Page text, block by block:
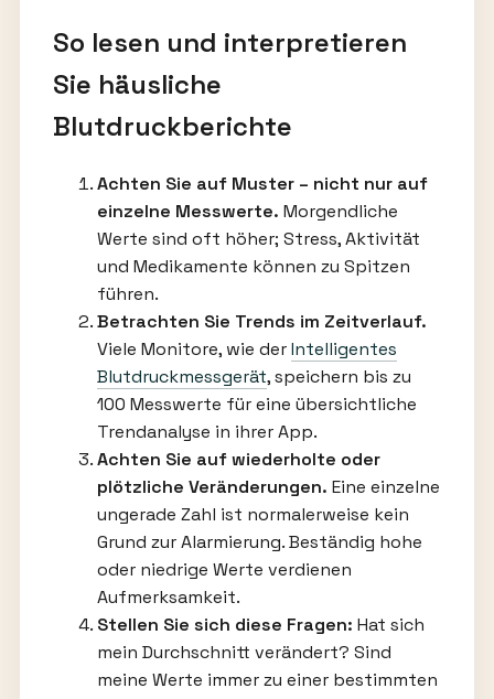
So lesen und interpretieren
Sie häusliche
Blutdruckberichte
Achten Sie auf Muster – nicht nur auf
einzelne Messwerte. Morgendliche
Werte sind oft höher; Stress, Aktivität
und Medikamente können zu Spitzen
führen.
Betrachten Sie Trends im Zeitverlauf.
Viele Monitore, wie derIntelligentes
Blutdruckmessgerät, speichern bis zu
100 Messwerte für eine übersichtliche
Trendanalyse in ihrer App.
Achten Sie auf wiederholte oder
plötzliche Veränderungen. Eine einzelne
ungerade Zahl ist normalerweise kein
Grund zur Alarmierung. Beständig hohe
oder niedrige Werte verdienen
Aufmerksamkeit.
Stellen Sie sich diese Fragen: Hat sich
mein Durchschnitt verändert? Sind
meine Werte immer zu einer bestimmten